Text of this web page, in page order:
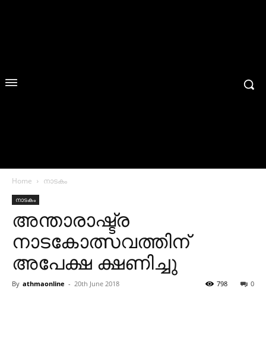
Home നാടകം
നാടകം
അന്താരാഷ്ട്ര
നാടകോത്സവത്തിന്
അപേക്ഷ ക്ഷണിച്ചു
By athmaonline - 20th June 2018 0
798